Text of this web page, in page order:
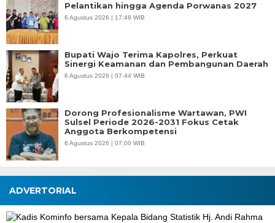
Pelantikan hingga Agenda Porwanas 2027
6 Agustus 2026 | 17:48 WIB
Bupati Wajo Terima Kapolres, Perkuat
Sinergi Keamanan dan Pembangunan Daerah
6 Agustus 2026 | 07:44 WIB
Dorong Profesionalisme Wartawan, PWI
Sulsel Periode 2026-2031 Fokus Cetak
Anggota Berkompetensi
6 Agustus 2026 | 07:00 WIB
ADVERTORIAL